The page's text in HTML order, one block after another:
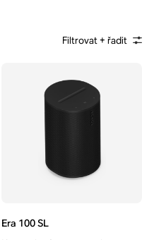
Filtrovat + řadit
Era 100 SL